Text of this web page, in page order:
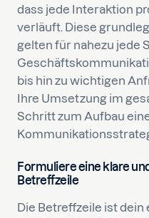
dass jede Interaktion
verläuft. Diese
gelten für nahezu jede
bis hin zu wichtigen
Ihre Umsetzung im
Schritt zum Aufbau
Formuliere eine klare
Betreffzeile
Die Betreffzeile ist